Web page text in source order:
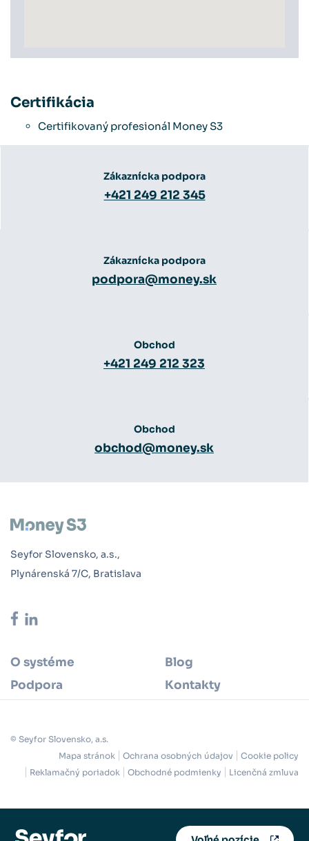
Certifikácia
Certifikovaný profesionál Money S3
Zákaznícka podpora
+421 249 212 345
Zákaznícka podpora
podpora@money.sk
Obchod
+421 249 212 323
Obchod
obchod@money.sk
Seyfor Slovensko, a.s.,
Plynárenská 7/C, Bratislava
O systéme
Blog
Podpora
Kontakty
© Seyfor Slovensko, a.s.
Mapa stránok
Ochrana osobných údajov
Cookie policy
Reklamačný poriadok
Obchodné podmienky Licenčná zmluva